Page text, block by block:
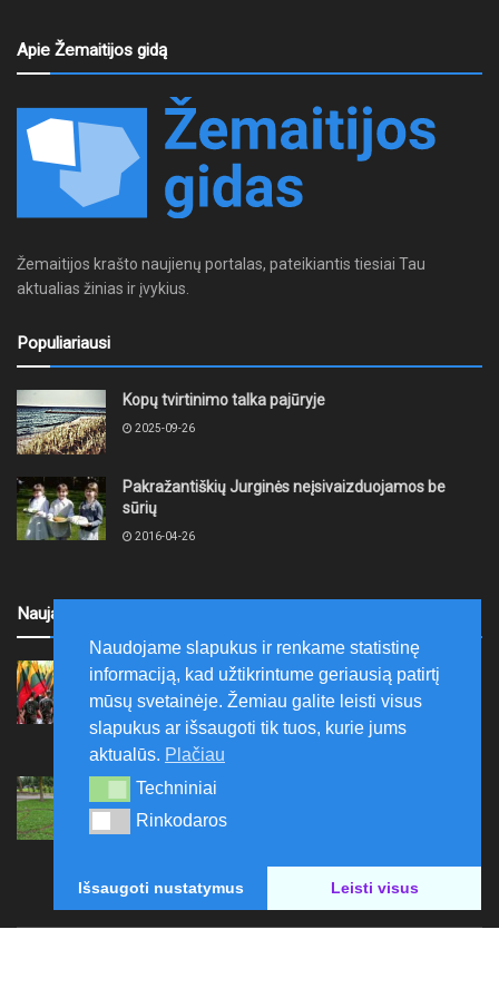
Apie Žemaitijos gidą
Žemaitijos krašto naujienų portalas, pateikiantis tiesiai Tau
aktualias žinias ir įvykius.
Populiariausi
Kopų tvirtinimo talka pajūryje
2025-09-26
Pakražantiškių Jurginės neįsivaizduojamos be
sūrių
2016-04-26
Naujausi
Ariogaloje nuskambėjo tradicinis tremtinių, politinių
kalinių ir laisvės kovų dalyvių sąskrydis „Su Lietuva
širdy“
Mažeikių rajono savivaldybė ragina gyventojus
laikytis Kelių eismo taisyklių, tausoti aplinką
Naudojame slapukus ir renkame statistinę
informaciją, kad užtikrintume geriausią patirtį
mūsų svetainėje. Žemiau galite leisti visus
slapukus ar išsaugoti tik tuos, kurie jums
aktualūs. Plačiau
Techniniai
Techniniai
Rinkodaros
Rinkodaros
Išsaugoti nustatymus Leisti visus